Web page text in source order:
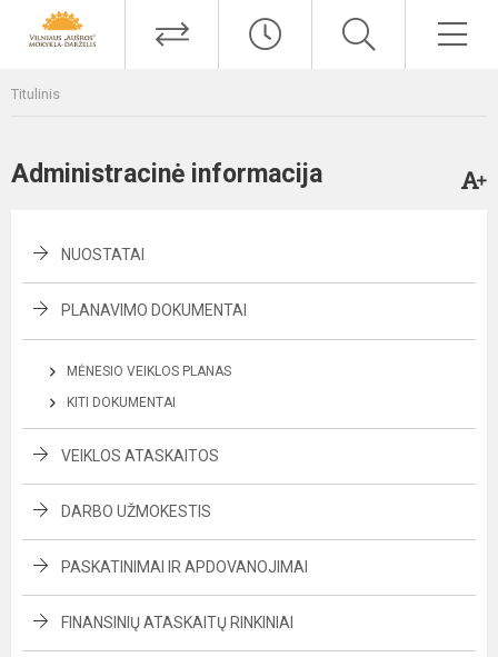
Titulinis
Administracinė informacija
NUOSTATAI
PLANAVIMO DOKUMENTAI
MĖNESIO VEIKLOS PLANAS
KITI DOKUMENTAI
VEIKLOS ATASKAITOS
DARBO UŽMOKESTIS
PASKATINIMAI IR APDOVANOJIMAI
FINANSINIŲ ATASKAITŲ RINKINIAI